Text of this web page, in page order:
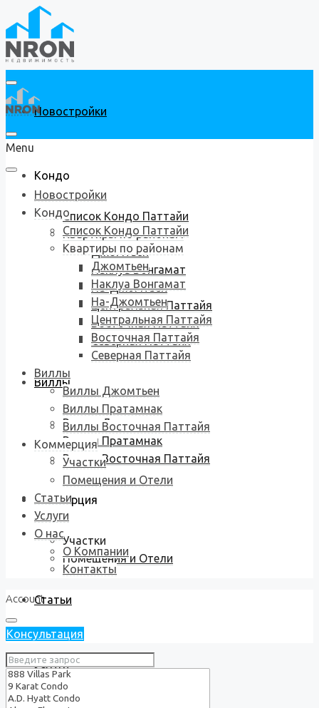
Новостройки
Кондо
Список Кондо Паттайи
Квартиры по районам
Джомтьен
Наклуа Вонгамат
На-Джомтьен
Центральная Паттайя
Восточная Паттайя
Северная Паттайя
Виллы
Виллы Джомтьен
Виллы Пратамнак
Виллы Восточная Паттайя
Коммерция
Участки
Помещения и Отели
Статьи
Услуги
Menu
Новостройки
Кондо
Список Кондо Паттайи
Квартиры по районам
Джомтьен
Наклуа Вонгамат
На-Джомтьен
Центральная Паттайя
Восточная Паттайя
Северная Паттайя
Виллы
Виллы Джомтьен
Виллы Пратамнак
Виллы Восточная Паттайя
Коммерция
Участки
Помещения и Отели
Статьи
Услуги
О нас
О Компании
Контакты
Account
Консультация